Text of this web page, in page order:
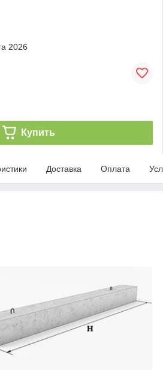
2026
Купить
Доставка Оплата